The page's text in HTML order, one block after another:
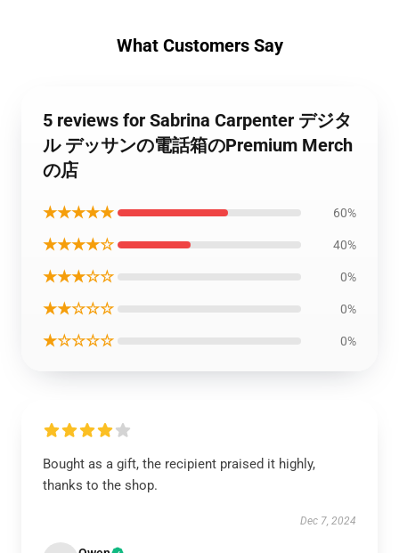
What Customers Say
5 reviews for Sabrina Carpenter デジタ
ル デッサンの電話箱のPremium Merch
の店
★★★★★ 60%
★★★★☆ 40%
★★★☆☆ 0%
★★☆☆☆ 0%
★☆☆☆☆ 0%
Bought as a gift, the recipient praised it highly,
thanks to the shop.
Dec 7, 2024